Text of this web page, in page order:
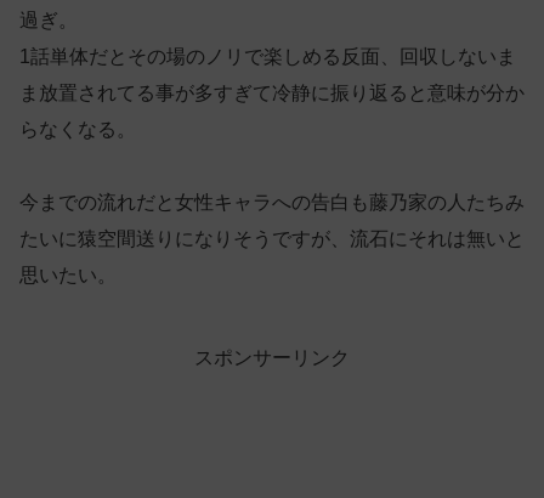
過ぎ。
1話単体だとその場のノリで楽しめる反面、回収しないま
ま放置されてる事が多すぎて冷静に振り返ると意味が分か
らなくなる。
今までの流れだと女性キャラへの告白も藤乃家の人たちみ
たいに猿空間送りになりそうですが、流石にそれは無いと
思いたい。
スポンサーリンク